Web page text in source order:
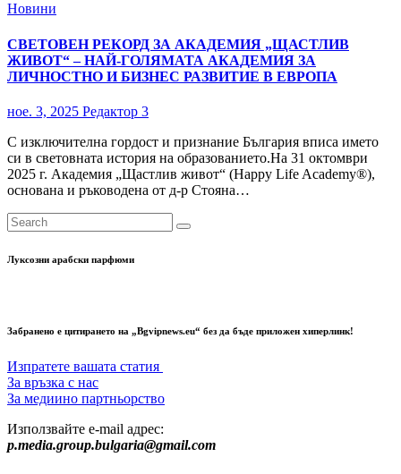
Новини
СВЕТОВЕН РЕКОРД ЗА АКАДЕМИЯ „ЩАСТЛИВ
ЖИВОТ“ – НАЙ-ГОЛЯМАТА АКАДЕМИЯ ЗА
ЛИЧНОСТНО И БИЗНЕС РАЗВИТИЕ В ЕВРОПА
ное. 3, 2025 Редактор 3
С изключителна гордост и признание България вписа името
си в световната история на образованието.На 31 октомври
2025 г. Академия „Щастлив живот“ (Happy Life Academy®),
основана и ръководена от д-р Стояна…
Луксозни арабски парфюми
Забранено е цитирането на „Bgvipnews.eu“ без да бъде приложен хиперлинк!
Изпратете вашата статия
За връзка с нас
За медиино партньорство
Използвайте e-mail адрес:
p.media.group.bulgaria@gmail.com